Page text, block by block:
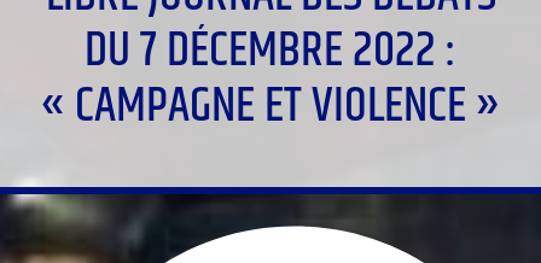
DU 7 DÉCEMBRE 2022 :
« CAMPAGNE ET VIOLENCE »